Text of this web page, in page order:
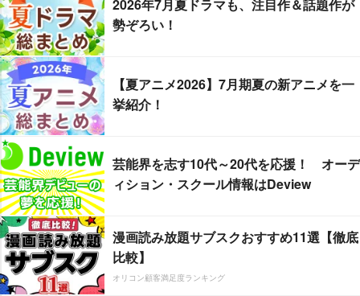
2026年7月夏ドラマも、注目作＆話題作が
勢ぞろい！
【夏アニメ2026】7月期夏の新アニメを一
挙紹介！
芸能界を志す10代～20代を応援！ オーデ
ィション・スクール情報はDeview
漫画読み放題サブスクおすすめ11選【徹底
比較】
オリコン顧客満足度ランキング